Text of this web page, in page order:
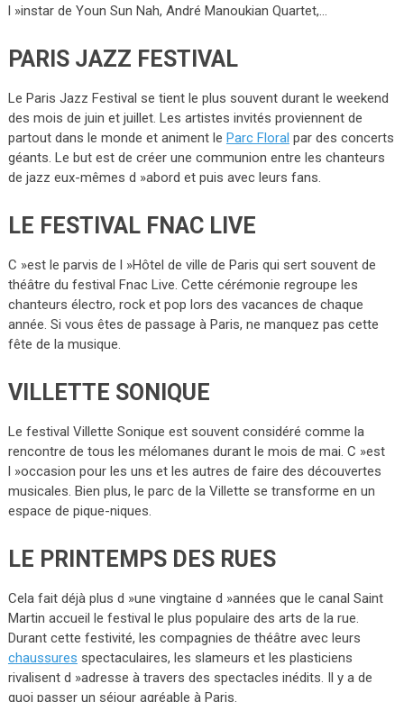
l »instar de Youn Sun Nah, André Manoukian Quartet,…
PARIS JAZZ FESTIVAL
Le Paris Jazz Festival se tient le plus souvent durant le weekend
des mois de juin et juillet. Les artistes invités proviennent de
partout dans le monde et animent le Parc Floral par des concerts
géants. Le but est de créer une communion entre les chanteurs
de jazz eux-mêmes d »abord et puis avec leurs fans.
LE FESTIVAL FNAC LIVE
C »est le parvis de l »Hôtel de ville de Paris qui sert souvent de
théâtre du festival Fnac Live. Cette cérémonie regroupe les
chanteurs électro, rock et pop lors des vacances de chaque
année. Si vous êtes de passage à Paris, ne manquez pas cette
fête de la musique.
VILLETTE SONIQUE
Le festival Villette Sonique est souvent considéré comme la
rencontre de tous les mélomanes durant le mois de mai. C »est
l »occasion pour les uns et les autres de faire des découvertes
musicales. Bien plus, le parc de la Villette se transforme en un
espace de pique-niques.
LE PRINTEMPS DES RUES
Cela fait déjà plus d »une vingtaine d »années que le canal Saint
Martin accueil le festival le plus populaire des arts de la rue.
Durant cette festivité, les compagnies de théâtre avec leurs
chaussures spectaculaires, les slameurs et les plasticiens
rivalisent d »adresse à travers des spectacles inédits. Il y a de
quoi passer un séjour agréable à Paris.